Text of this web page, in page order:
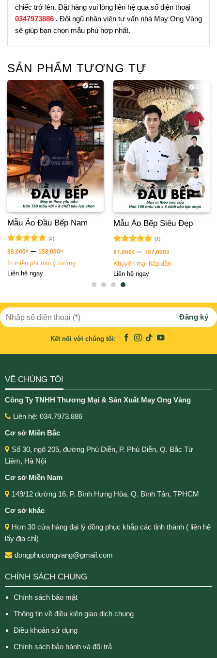
chiếc trở lên. Đặt hàng vui lòng liên hệ qua số điện thoại
0347973886 . Đội ngũ nhân viên tư vấn nhà May Ong Vàng
sẽ giúp bạn chọn mẫu phù hợp nhất.
SẢN PHẨM TƯƠNG TỰ
Mẫu Áo Bếp Siêu Đẹp
Được xếp
hạng
5 sao
(1)
87,000₫– 157,000₫
Khuyến mại hấp dẫn
Liên hệ ngay
Mẫu Áo Đầu Bếp Nam
Được xếp
hạng
5 sao
(2)
88,000₫– 158,000₫
In miễn phí mọi ý tưởng
Liên hệ ngay
Kết nối với chúng tôi:
VỀ CHÚNG TÔI
Công Ty TNHH Thương Mại & Sản Xuất May Ong Vàng
Liên hệ: 034.7973.886
Cơ sở Miền Bắc
Số 30, ngõ 205, đường Phú Diễn, P. Phú Diễn, Q. Bắc Từ
Liêm, Hà Nội
Cơ sở Miền Nam
149/12 đường 16, P. Bình Hưng Hòa, Q. Bình Tân, TPHCM
Cơ sở khác
Hơn 30 cửa hàng đại lý đồng phục khắp các tỉnh thành ( liên hệ
lấy địa chỉ)
dongphucongvang@gmail.com
CHÍNH SÁCH CHUNG
Chính sách bảo mật
Thông tin về điều kiện giao dịch chung
Điều khoản sử dụng
Chính sách bảo hành và đổi trả